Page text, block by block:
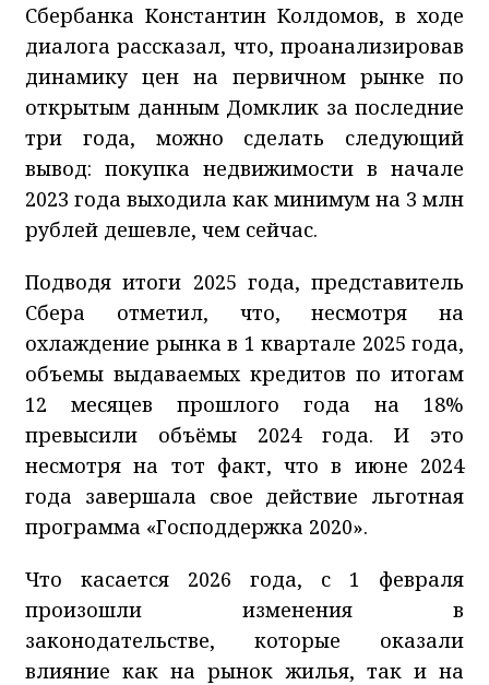
Сбербанка Константин Колдомов, в ходе
диалога рассказал, что, проанализировав
динамику цен на первичном рынке по
открытым данным Домклик за последние
три года, можно сделать следующий
вывод: покупка недвижимости в начале
2023 года выходила как минимум на 3 млн
рублей дешевле, чем сейчас.
Подводя итоги 2025 года, представитель
Сбера отметил, что, несмотря на
охлаждение рынка в 1 квартале 2025 года,
объемы выдаваемых кредитов по итогам
12 месяцев прошлого года на 18%
превысили объёмы 2024 года. И это
несмотря на тот факт, что в июне 2024
года завершала свое действие льготная
программа «Господдержка 2020».
Что касается 2026 года, с 1 февраля
произошли изменения в
законодательстве, которые оказали
влияние как на рынок жилья, так и на